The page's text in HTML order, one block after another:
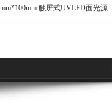
触屏式UVLED面光源